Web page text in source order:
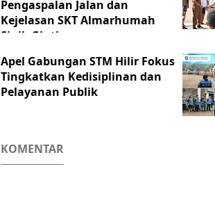
Pengaspalan Jalan dan
Kejelasan SKT Almarhumah
Sinik Gintin
Apel Gabungan STM Hilir Fokus
Tingkatkan Kedisiplinan dan
Pelayanan Publik
KOMENTAR